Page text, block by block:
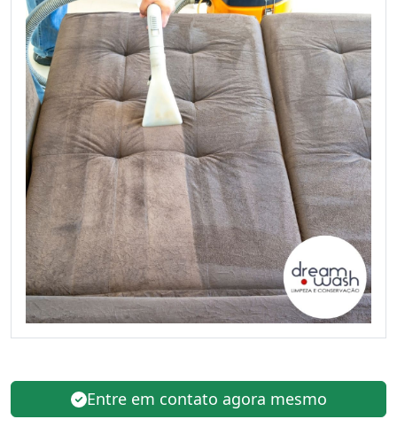
Entre em contato agora mesmo